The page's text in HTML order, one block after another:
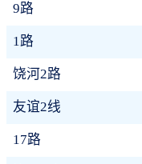
9路
1路
饶河2路
友谊2线
17路